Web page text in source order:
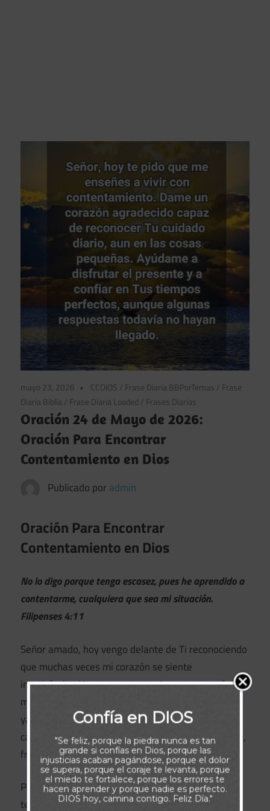
mayo 23, 2026 CCDIOS / Frase Diaria BBPorTemas / Frase
Diaria Biblia / Frase Diaria Loaded / Frases Diarias
Oración 24 de Mayo de 2026:
Oración Para Encontrar
Contentamiento en Dios
Publicado por admin
Oración Para Encontrar
Contentamiento en Dios
No lo digo porque tenga escasez, pues he aprendido a
contentarme, cualquiera que sea mi situación.
Filipenses 4:11
Señor amado, hoy vengo delante de Ti reconociendo
que muchas veces mi corazón se siente
insatisfecho. Hay momentos en los que me enfoco
más en lo que me falta que en las bendiciones que
ya has puesto en mi vida. A veces comparo mi
camino con el de otros y termino sintiéndome vacío,
frustrado o desanimado.
Padre, perdóname cuando busco plenitud en cosas
temporales y olvido que solo Tú puedes llenar
Confía en DIOS
"Se feliz, porque la piedra nunca es tan
grande si confías en Dios, porque las
injusticias acaban pagándose, porque el dolor
se supera, porque el coraje te levanta, porque
el miedo te fortalece, porque los errores te
hacen aprender y porque nadie es perfecto.
DIOS hoy, camina contigo. Feliz Día."